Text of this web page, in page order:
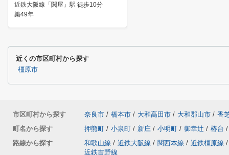
近鉄大阪線「関屋」駅 徒歩10分
築49年
近くの市区町村から探す
橿原市
市区町村から探す 奈良市 / 橋本市 / 大和高田市 / 大和郡山市 / 香
町名から探す
押熊町 / 小泉町 / 新庄 / 小明町 / 御幸辻 / 椿台 /
路線から探す
和歌山線 / 近鉄大阪線 / 関西本線 / 近鉄橿原線 /
近鉄吉野線